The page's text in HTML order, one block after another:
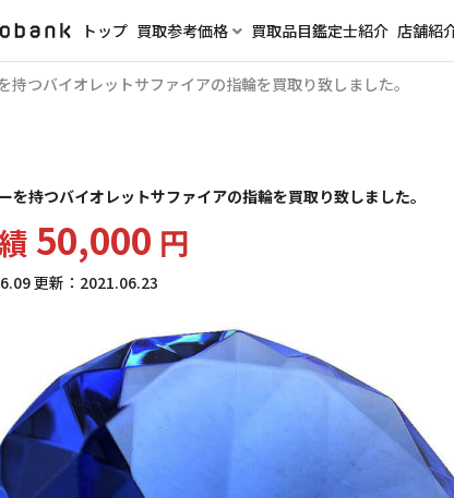
トップ 買取参考価格 買取品目鑑定士紹介 店舗紹
持つバイオレットサファイアの指輪を買取り致しました。
を持つバイオレットサファイアの指輪を買取り致しました。
50,000 円
更新： 2021.06.23